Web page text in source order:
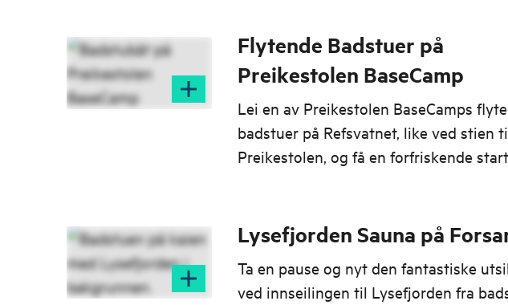
Flytende Badstuer på
Preikestolen BaseCamp
Lei en av Preikestolen BaseCamps
badstuer på Refsvatnet, like ved stien
Preikestolen, og få en forfriskende
Lysefjorden Sauna på
Ta en pause og nyt den fantastiske
ved innseilingen til Lysefjorden fra